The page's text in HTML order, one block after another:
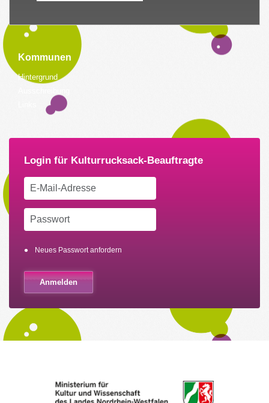
Kommunen
Hintergrund
Neues Passwort anfordern